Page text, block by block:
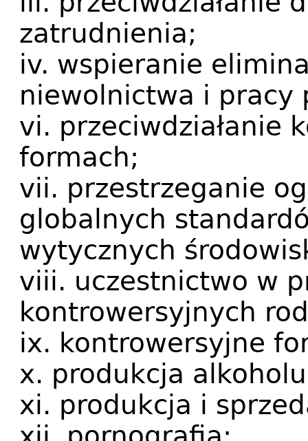
zatrudnienia;
iv. wspieranie
niewolnictwa i pracy
vi. przeciwdziałanie
formach;
vii. przestrzeganie
globalnych
wytycznych
viii. uczestnictwo w
kontrowersyjnych
ix. kontrowersyjne
x. produkcja
xi. produkcja i